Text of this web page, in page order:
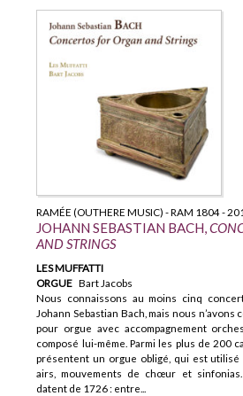
RAMÉE (OUTHERE MUSIC) - RAM 1804 -
JOHANN SEBASTIAN BACH,
AND STRINGS
LES MUFFATTI
ORGUE Bart Jacobs
Nous connaissons au moins cinq
Johann Sebastian Bach, mais nous
pour orgue avec accompagnement
composé lui-même. Parmi les plus de 200
présentent un orgue obligé, qui est
airs, mouvements de chœur et
datent de 1726 : entre...